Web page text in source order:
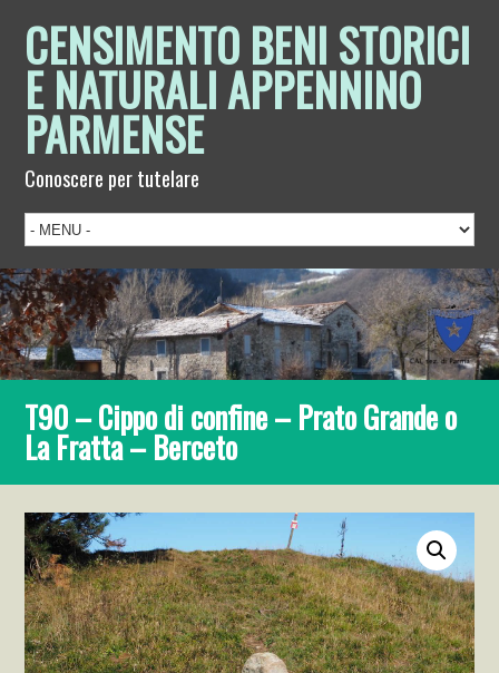
CENSIMENTO BENI STORICI
E NATURALI APPENNINO
PARMENSE
Conoscere per tutelare
T90 – Cippo di confine – Prato Grande o
La Fratta – Berceto